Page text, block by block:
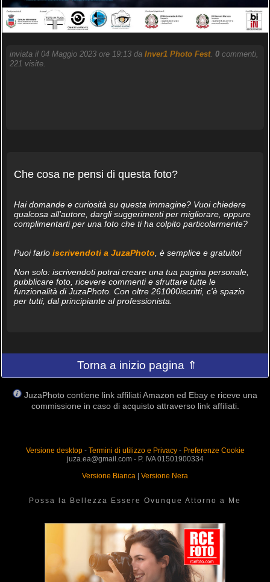
inviata il 04 Maggio 2023 ore 19:13 da Inver1 Photo Fest. 0commenti,
221 visite.
Che cosa ne pensi di questa foto?
Hai domande e curiosità su questa immagine? Vuoi chiedere
qualcosa all'autore, dargli suggerimenti per migliorare, oppure
complimentarti per una foto che ti ha colpito particolarmente?
Puoi farlo iscrivendoti a JuzaPhoto , è semplice e gratuito!
Non solo: iscrivendoti potrai creare una tua pagina personale,
pubblicare foto, ricevere commenti e sfruttare tutte le
funzionalità di JuzaPhoto. Con oltre 261000iscritti, c'è spazio
per tutti, dal principiante al professionista.
Torna a inizio pagina ⇑
JuzaPhoto contiene link affiliati Amazon ed Ebay e riceve una
commissione in caso di acquisto attraverso link affiliati.
Versione desktop- Termini di utilizzo e Privacy- Preferenze Cookie
juza.ea@gmail.com - P. IVA 01501900334
Versione Bianca
Versione Nera
Possa la Bellezza Essere Ovunque Attorno a Me